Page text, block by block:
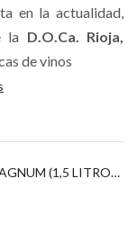
en la actualidad,
la D.O.Ca. Rioja,
de vinos
PAGO FLORENTINO – MAGNUM (1,5 LITROS) 2016